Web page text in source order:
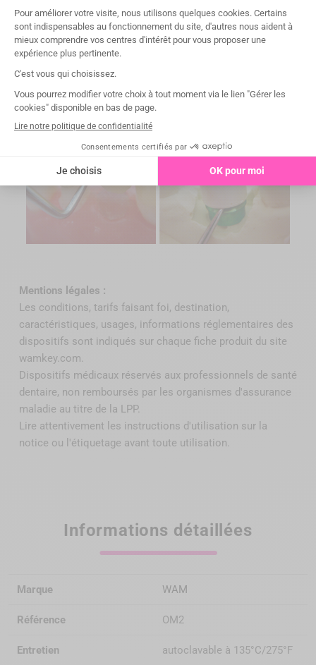
Déposer une coiffe provisoire, un bridge provisoire, un
stellite, un capuchon de protection de pilier implantaire
Mentions légales :
Les conditions, tarifs faisant foi, destination,
caractéristiques, usages, informations réglementaires des
dispositifs sont indiqués sur chaque fiche produit du site
wamkey.com.
Dispositifs médicaux réservés aux professionnels de santé
dentaire, non remboursés par les organismes d'assurance
maladie au titre de la LPP.
Lire attentivement les instructions d'utilisation sur la
notice ou l'étiquetage avant toute utilisation.
Informations détaillées
Marque WAM
Référence OM2
Entretien autoclavable à 135°C/275°F